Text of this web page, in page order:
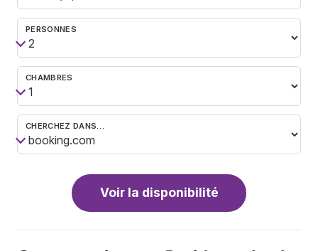
PERSONNES
CHAMBRES
CHERCHEZ DANS…
Voir la disponibilité